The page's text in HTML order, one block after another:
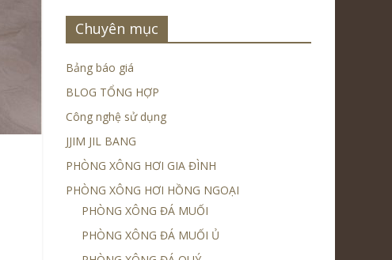
Chuyên mục
Bảng báo giá
BLOG TỔNG HỢP
Công nghệ sử dụng
JJIM JIL BANG
PHÒNG XÔNG HƠI GIA ĐÌNH
PHÒNG XÔNG HƠI HỒNG NGOẠI
PHÒNG XÔNG ĐÁ MUỐI
PHÒNG XÔNG ĐÁ MUỐI Ủ